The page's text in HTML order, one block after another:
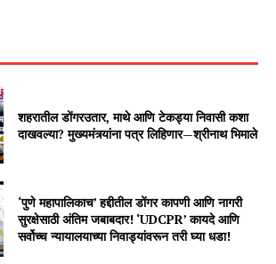
शहरातील डोंगरउतार, माथे आणि टेकड्या निवासी कशा
दाखवल्या? मुख्यमंत्र्यांना पत्र लिहिणार—श्रीनाथ भिमाले
‘पुणे महापालिकाच’ हद्दीतील डोंगर कापणी आणि नागरी
सुरक्षेसाठी अंतिम जबाबदार! ‘UDCPR’ कायदे आणि
सर्वोच्च न्यायालयाच्या निवाड्यांवरून तरी घ्या धडा!